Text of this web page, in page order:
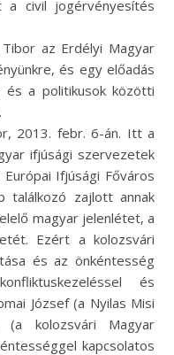
civil jogérvényesítés
az Erdélyi Magyar
és egy előadás
és a politikusok közötti
2013. febr. 6-án. Itt a
ifjúsági szervezetek
Ifjúsági Főváros
zajlott annak
magyar jelenlétet, a
Ezért a kolozsvári
és az önkéntesség
és
József (a Nyilas Misi
(a kolozsvári Magyar
kapcsolatos